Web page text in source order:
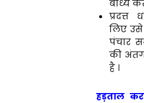
बाध्य
लिए
पंचार
की
है ।
हड़ताल